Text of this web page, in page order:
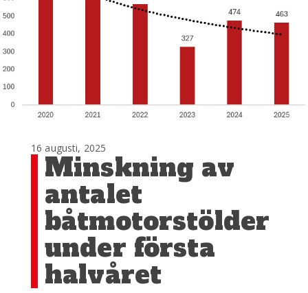
16 augusti, 2025
Minskning av
antalet
båtmotorstölder
under första
halvåret